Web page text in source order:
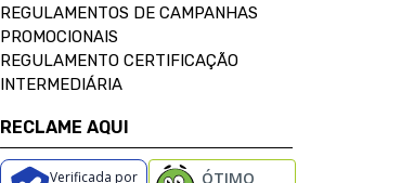
REGULAMENTOS DE CAMPANHAS
PROMOCIONAIS
REGULAMENTO CERTIFICAÇÃO
INTERMEDIÁRIA
RECLAME AQUI
Verificada por ÓTIMO